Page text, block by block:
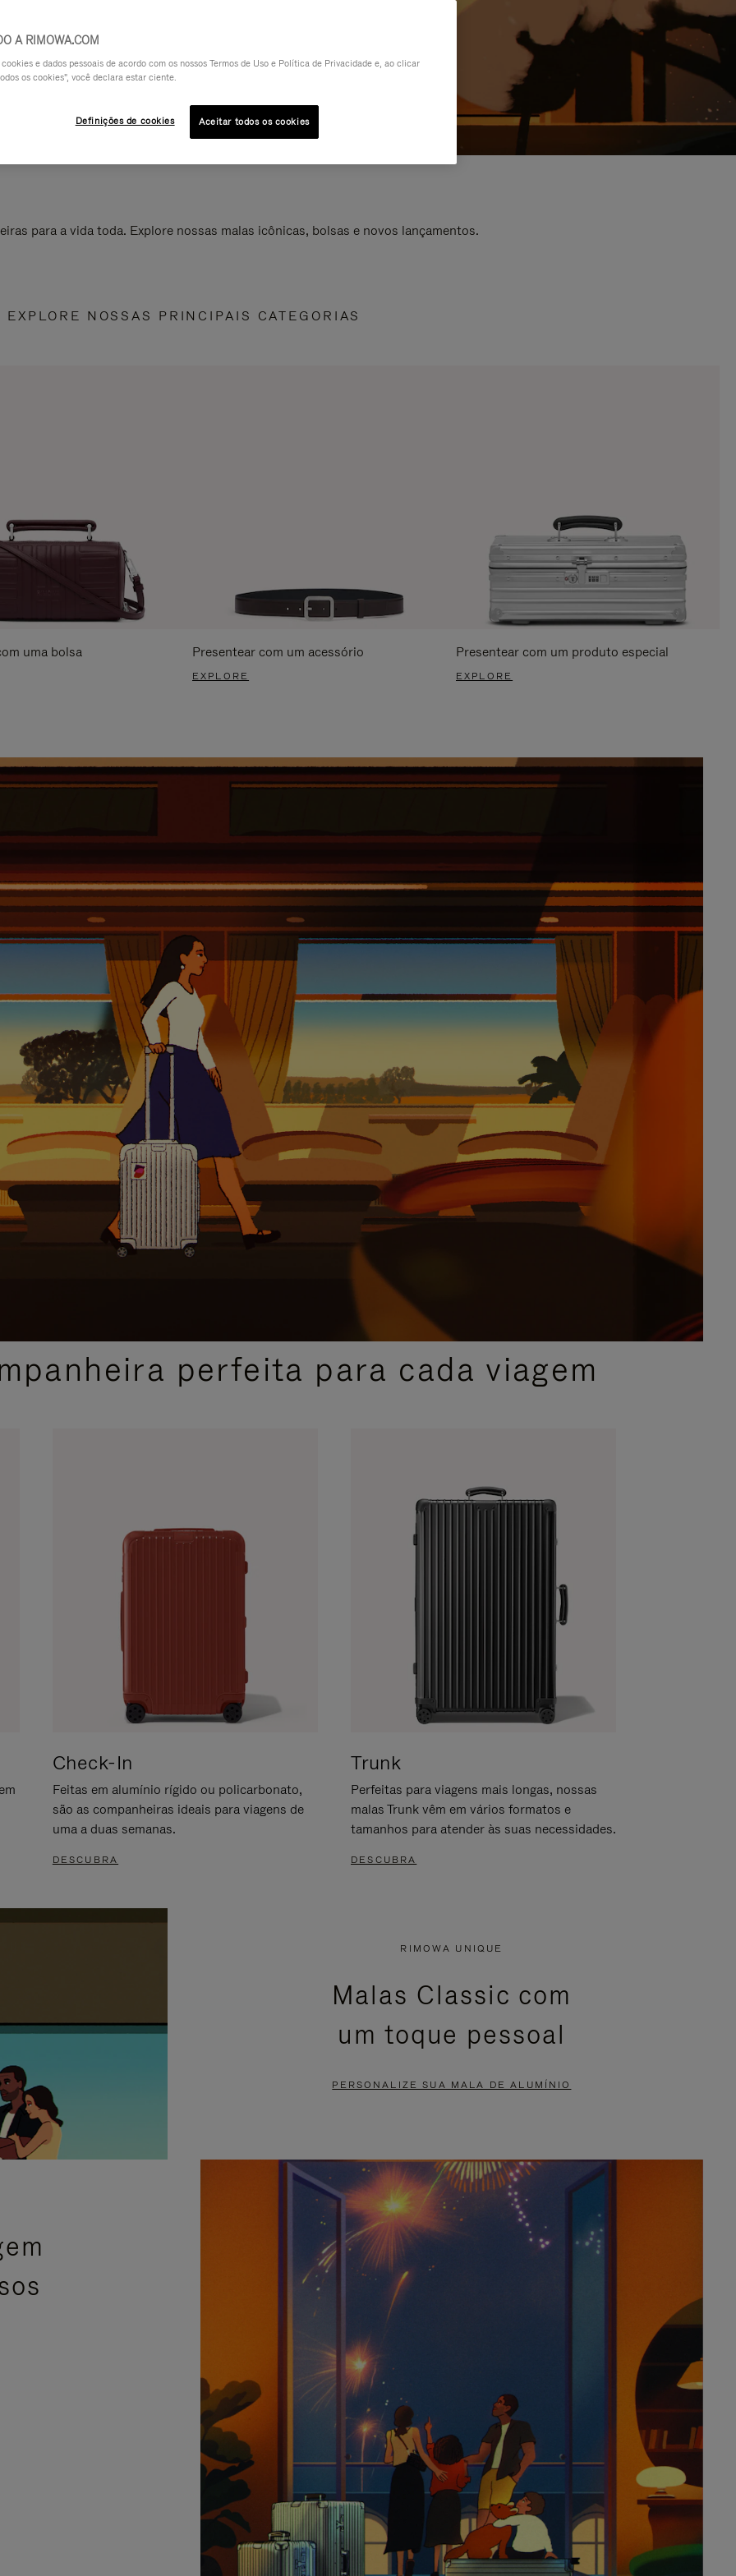
para a vida toda. Explore nossas malas icônicas, bolsas e novos lançamentos.
EXPLORE NOSSAS PRINCIPAIS CATEGORIAS
uma bolsa Presentear com um acessório
EXPLORE
Presentear com um produto especial
EXPLORE
perfeita para cada viagem
Check-In
Feitas em alumínio rígido ou policarbonato,
são as companheiras ideais para viagens de
uma a duas semanas.
DESCUBRA
Trunk
Perfeitas para viagens mais longas, nossas
malas Trunk vêm em vários formatos e
tamanhos para atender às suas necessidades.
DESCUBRA
RIMOWA UNIQUE
Malas Classic com
um toque pessoal
PERSONALIZE SUA MALA DE ALUMÍNIO
A RIMOWA.COM
e dados pessoais de acordo com os nossos Termos de Uso e Política de Privacidade e, ao clicar
os cookies", você declara estar ciente.
Definições de cookies Aceitar todos os cookies